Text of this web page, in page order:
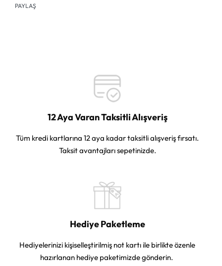
PAYLAŞ
12 Aya Varan Taksitli Alışveriş
Tüm kredi kartlarına 12 aya kadar taksitli alışveriş fırsatı.
Taksit avantajları sepetinizde.
Hediye Paketleme
Hediyelerinizi kişiselleştirilmiş not kartı ile birlikte özenle
hazırlanan hediye paketimizde gönderin.